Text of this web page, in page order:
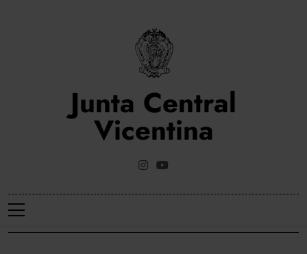
Junta Central
Vicentina
Web Oficial De La Junta Central Vicentina De Valencia